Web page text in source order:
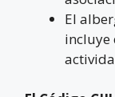
El
incluye